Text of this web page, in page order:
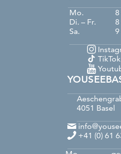
Mo.
Di. – Fr.
Sa.
9
TikTok
4051 Basel
+41 (0) 61